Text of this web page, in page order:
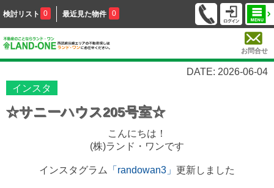
検討リスト 0 最近見た物件 0
お問合せ
DATE: 2026-06-04
インスタ
☆サニーハウス205号室☆
こんにちは！
(株)ランド・ワンです
インスタグラム 「randowan3」 更新しました